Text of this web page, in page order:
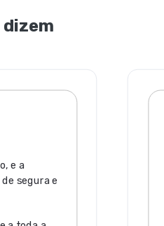
dizem
e a
segura e